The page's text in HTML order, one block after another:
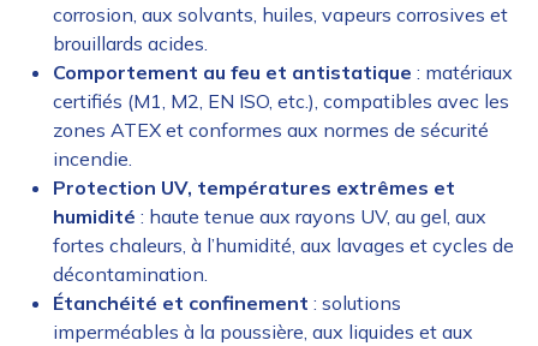
corrosion, aux solvants, huiles, vapeurs corrosives et
brouillards acides.
Comportement au feu et antistatique : matériaux
certifiés (M1, M2, EN ISO, etc.), compatibles avec les
zones ATEX et conformes aux normes de sécurité
incendie.
Protection UV, températures extrêmes et
humidité : haute tenue aux rayons UV, au gel, aux
fortes chaleurs, à l’humidité, aux lavages et cycles de
décontamination.
Étanchéité et confinement : solutions
imperméables à la poussière, aux liquides et aux